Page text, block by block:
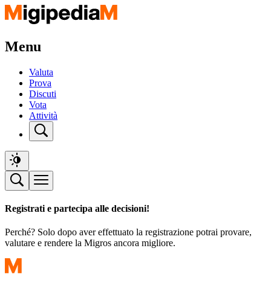
Menu
Valuta
Prova
Discuti
Vota
Attività
Registrati e partecipa alle decisioni!
Perché? Solo dopo aver effettuato la registrazione potrai provare,
valutare e rendere la Migros ancora migliore.